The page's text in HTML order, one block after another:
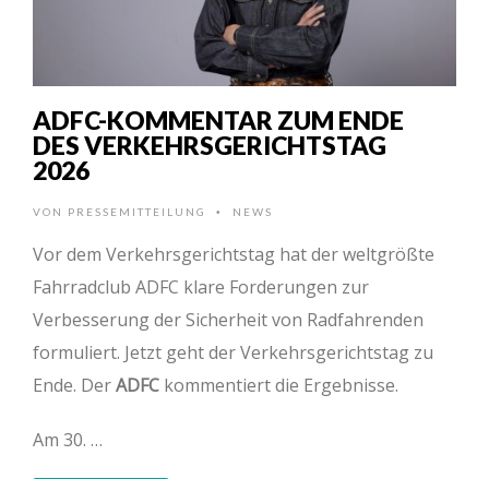
ADFC-KOMMENTAR ZUM ENDE
DES VERKEHRSGERICHTSTAG
2026
VON PRESSEMITTEILUNG • NEWS
Vor dem Verkehrsgerichtstag hat der weltgrößte
Fahrradclub ADFC klare Forderungen zur
Verbesserung der Sicherheit von Radfahrenden
formuliert. Jetzt geht der Verkehrsgerichtstag zu
Ende. DerADFC kommentiert die Ergebnisse.
Am 30. …